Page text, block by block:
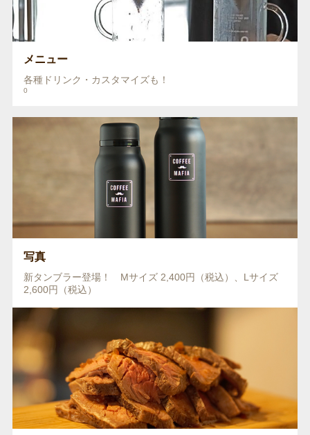
メニュー
各種ドリンク・カスタマイズも！
0
写真
新タンブラー登場！ Mサイズ 2,400円（税込）、Lサイズ
2,600円（税込）